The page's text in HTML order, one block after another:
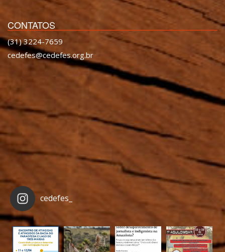
CONTATOS
(31) 3224-7659
cedefes@cedefes.org.br
cedefes_